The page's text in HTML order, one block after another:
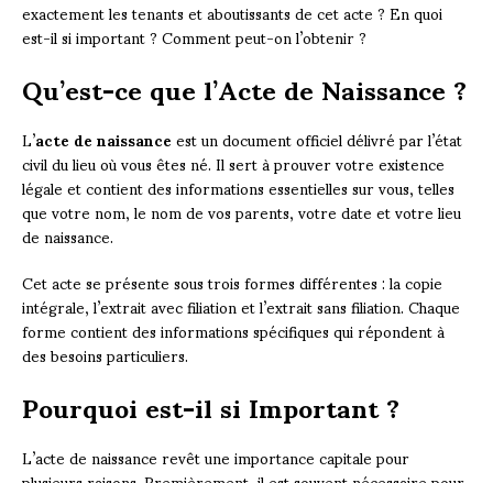
exactement les tenants et aboutissants de cet acte ? En quoi
est-il si important ? Comment peut-on l’obtenir ?
Qu’est-ce que l’Acte de Naissance ?
L’acte de naissanceest un document officiel délivré par l’état
civil du lieu où vous êtes né. Il sert à prouver votre existence
légale et contient des informations essentielles sur vous, telles
que votre nom, le nom de vos parents, votre date et votre lieu
de naissance.
Cet acte se présente sous trois formes différentes : la copie
intégrale, l’extrait avec filiation et l’extrait sans filiation. Chaque
forme contient des informations spécifiques qui répondent à
des besoins particuliers.
Pourquoi est-il si Important ?
L’acte de naissance revêt une importance capitale pour